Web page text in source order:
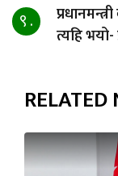
९ .
त्यहि भयो-
RELATED